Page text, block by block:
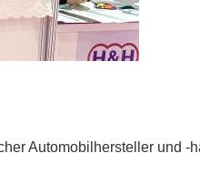
Automobilhersteller und